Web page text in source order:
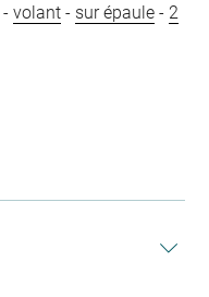
-volant - sur épaule - 2